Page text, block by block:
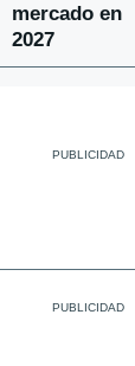
mercado en
2027